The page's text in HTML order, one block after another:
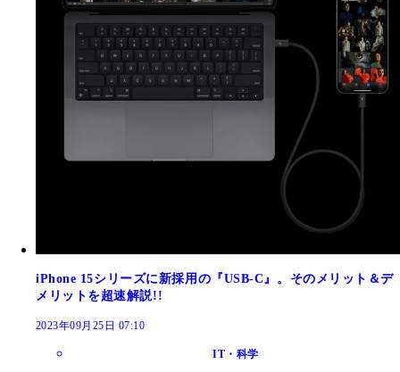
iPhone 15シリーズに新採用の『USB-C』。そのメリット＆デ
メリットを超速解説!!
2023年09月25日 07:10
IT・科学